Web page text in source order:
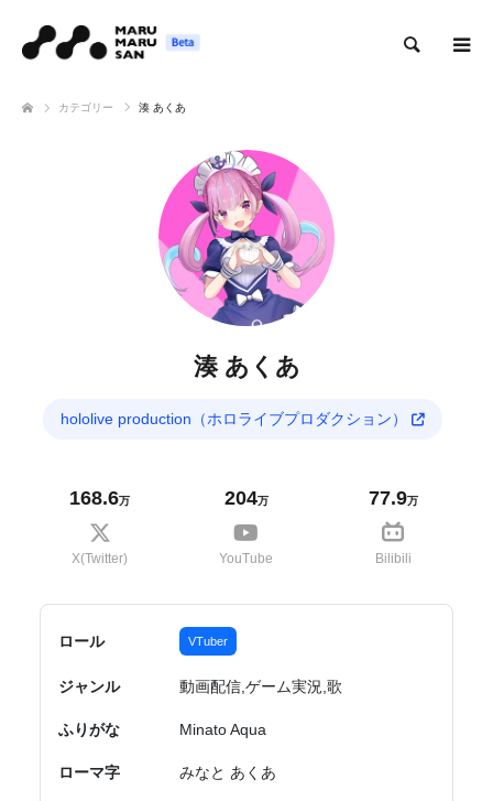
カテゴリー 湊 あくあ
湊 あくあ
hololive production（ホロライブプロダクション）
168.6万
X(Twitter)
204万
YouTube
77.9万
Bilibili
ロール VTuber
ジャンル 動画配信,ゲーム実況,歌
ふりがな Minato Aqua
ローマ字 みなと あくあ